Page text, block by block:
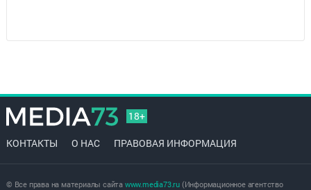
18+
КОНТАКТЫ О НАС ПРАВОВАЯ ИНФОРМАЦИЯ
© Все права на материалы сайта www.media73.ru(Информационное агентство